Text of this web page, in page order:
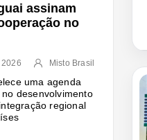
assinam
no
Misto Brasil
uma agenda
desenvolvimento
regional